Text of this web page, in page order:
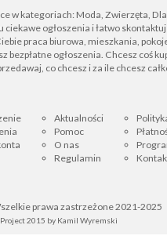
w kategoriach: Moda, Zwierzęta, Dla
ciekawe ogłoszenia i łatwo
praca biurowa, mieszkania,
bezpłatne ogłoszenia. Chcesz coś
co chcesz i za ile chcesz
Aktualności
Pomoc
O nas
Regulamin
prawa zastrzeżone 2021-2025
Project 2015 by Kamil Wyremski